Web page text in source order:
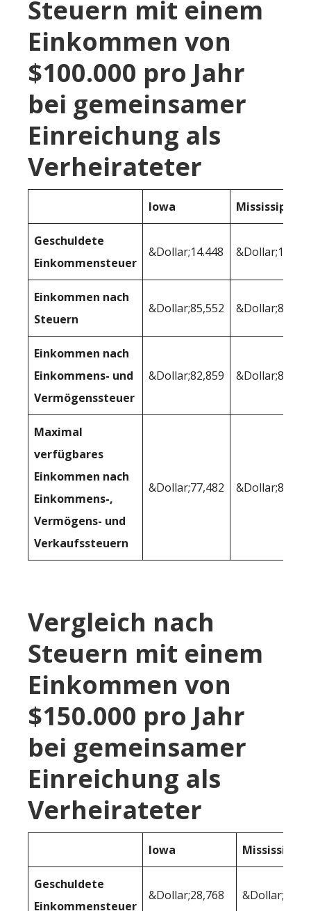
Steuern mit einem
Einkommen von
$100.000 pro Jahr
bei gemeinsamer
Einreichung als
Verheirateter
Iowa Mississippi
Geschuldete
Einkommensteuer
&Dollar;14.448 &Dollar;12,351
Einkommen nach
Steuern
&Dollar;85,552 &Dollar;87,649
Einkommen nach
Einkommens- und
Vermögenssteuer
&Dollar;82,859 &Dollar;86,703
Maximal
verfügbares
Einkommen nach
Einkommens-,
Vermögens- und
Verkaufssteuern
&Dollar;77,482 &Dollar;80,978
Vergleich nach
Steuern mit einem
Einkommen von
$150.000 pro Jahr
bei gemeinsamer
Einreichung als
Verheirateter
Iowa Mississippi
Geschuldete
Einkommensteuer
&Dollar;28,768